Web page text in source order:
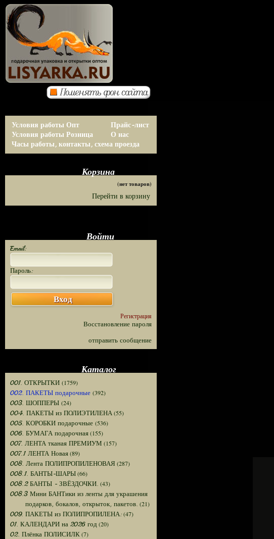
Условия работы Опт
Условия работы Розница
Прайс-лист
О нас
Часы работы, контакты, схема проезда
Корзина
(нет товаров)
Перейти в корзину
Войти
Email:
Пароль:
Вход
Регистрация
Восстановление пароля
отправить сообщение
Каталог
001. ОТКРЫТКИ (1759)
002. ПАКЕТЫ подарочные (392)
003. ШОППЕРЫ (24)
004. ПАКЕТЫ из ПОЛИЭТИЛЕНА(55)
005. КОРОБКИ подарочные (536)
006. БУМАГА подарочная(155)
007. ЛЕНТА тканая ПРЕМИУМ (157)
007.1 ЛЕНТА Новая(89)
008. Лента ПОЛИПРОПИЛЕНОВАЯ (287)
008.1. БАНТЫ-ШАРЫ(66)
008.2 БАНТЫ - ЗВЁЗДОЧКИ. (43)
008.3 Мини БАНТики из ленты для украшения
подарков, бокалов, открыток, пакетов. (21)
009. ПАКЕТЫ из ПОЛИПРОПИЛЕНА:(47)
01. КАЛЕНДАРИ на 2026 год (20)
02. Плёнка ПОЛИСИЛК(7)